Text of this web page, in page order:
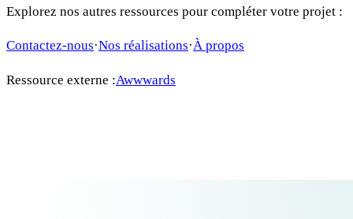
Explorez nos autres ressources pour compléter votre projet :
Contactez-nous·Nos réalisations·À propos
Ressource externe :Awwwards